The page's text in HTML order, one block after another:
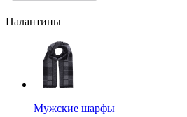
Палантины
Мужские шарфы